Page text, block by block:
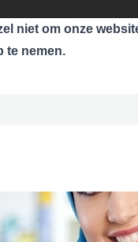
niet om onze
te nemen.